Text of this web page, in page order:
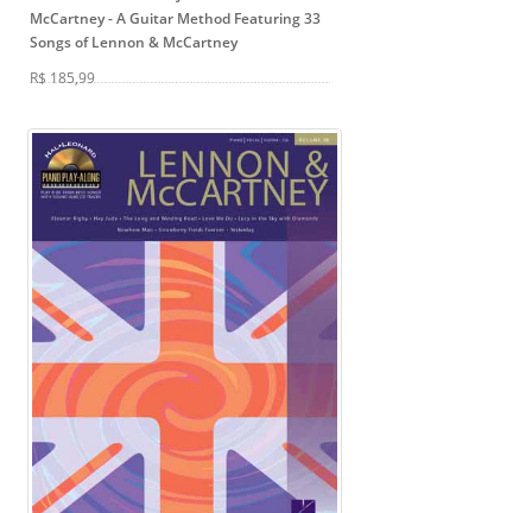
McCartney- A Guitar Method Featuring 33
Songs of Lennon & McCartney
R$ 185,99